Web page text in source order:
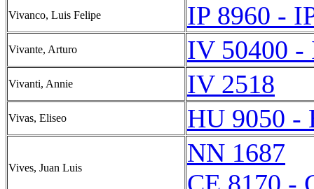
Vivanco, Luis Felipe IP 8960 -
Vivante, Arturo IV 50400 -
Vivanti, Annie IV 2518
Vivas, Eliseo HU 9050 -
Vives, Juan Luis
NN 1687